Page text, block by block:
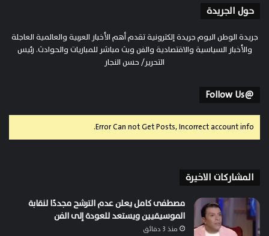
حول الجريدة
جريدة الوطن اليوم جريدة إلكترونية تقدم أهم الأخبار العربية والعالمية العاجلة
والأخبار السياسية والاقتصادية والفن وبث مباشر للمباريات والحوادث. رئيس
التحرير/ حسن النجار
@Follow Us
Error Can not Get Posts, Incorrect account info.
المشاركات الاخيرة
مصطفى كامل يعلن عدم الترشح مجددًا لنقابة
الموسيقيين ويستعد للعودة إلى الفن
منذ 3 دقائق